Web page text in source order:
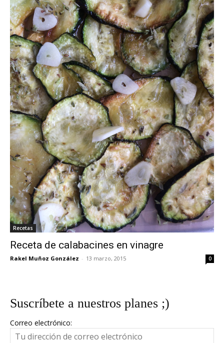
Recetas
Receta de calabacines en vinagre
Rakel Muñoz González - 13 marzo, 2015 0
Suscríbete a nuestros planes ;)
Correo electrónico: